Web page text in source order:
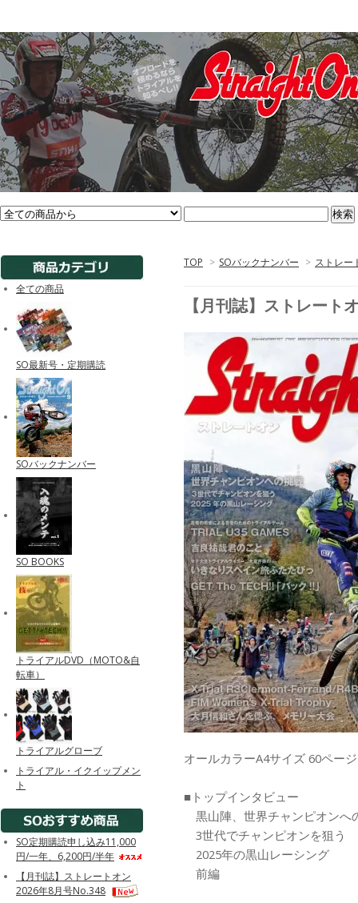
TOP > SOバックナンバー > ストレー
【月刊誌】ストレート
オールカラーA4サイズ 60ペ
■トップインタビュー
黒山陣、世界チャンピオンへ
3世代でチャンピオンを狙う
2025年の黒山レーシング
前編
全ての商品
SO最新号・定期購読
SOバックナンバー
SO BOOKS
トライアルDVD（MOTO&自
転車）
トライアルグローブ
トライアル・イクイップメン
ト
SO定期購読申し込み11,000
円/一年、6,200円/半年
【月刊誌】ストレートオン
2026年8月号No.348